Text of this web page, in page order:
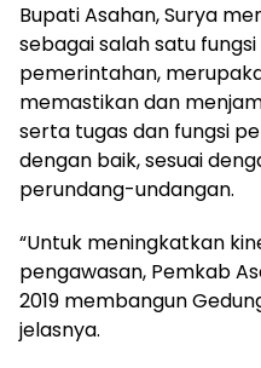
Bupati Asahan, Surya
sebagai salah satu
pemerintahan,
memastikan dan
serta tugas dan fungsi
dengan baik, sesuai
perundang-undangan.
“Untuk meningkatkan
pengawasan, Pemkab
2019 membangun
jelasnya.